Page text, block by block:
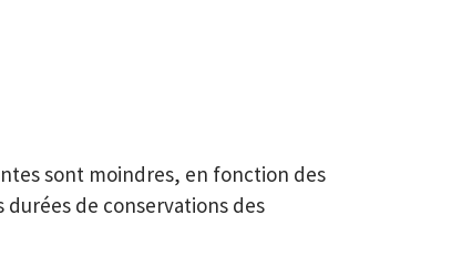
sont moindres, en fonction des
de conservations des